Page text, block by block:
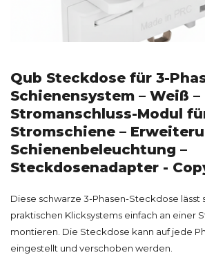
Qub Steckdose für 3-
Schienensystem – Weiß –
Stromanschluss-Modul
Stromschiene –
Schienenbeleuchtung –
Steckdosenadapter -
Diese schwarze 3-Phasen-Steckdose lässt
praktischen Klicksystems einfach an einer
montieren. Die Steckdose kann auf jede
eingestellt und verschoben werden.